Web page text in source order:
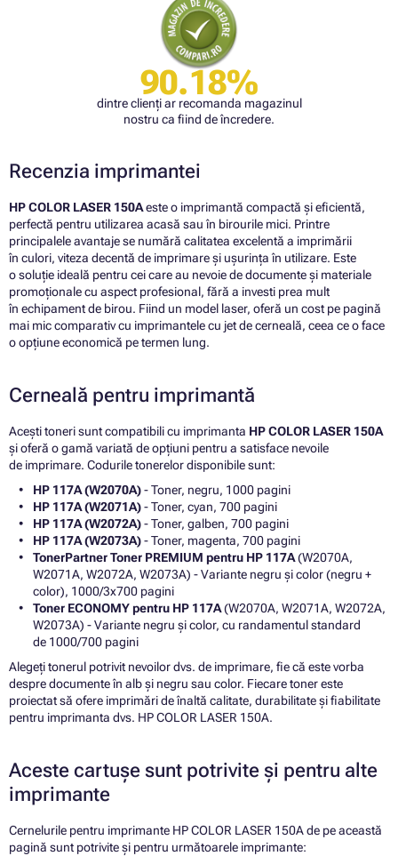
90.18%
dintre clienți ar recomanda magazinul
nostru ca fiind de încredere.
Recenzia imprimantei
HP COLOR LASER 150Aeste o imprimantă compactă și eficientă,
perfectă pentru utilizarea acasă sau în birourile mici. Printre
principalele avantaje se numără calitatea excelentă a imprimării
în culori, viteza decentă de imprimare și ușurința în utilizare. Este
o soluție ideală pentru cei care au nevoie de documente și materiale
promoționale cu aspect profesional, fără a investi prea mult
în echipament de birou. Fiind un model laser, oferă un cost pe pagină
mai mic comparativ cu imprimantele cu jet de cerneală, ceea ce o face
o opțiune economică pe termen lung.
Cerneală pentru imprimantă
Acești toneri sunt compatibili cu imprimanta HP COLOR LASER 150A
și oferă o gamă variată de opțiuni pentru a satisface nevoile
de imprimare. Codurile tonerelor disponibile sunt:
HP 117A (W2070A)- Toner, negru, 1000 pagini
HP 117A (W2071A)- Toner, cyan, 700 pagini
HP 117A (W2072A)- Toner, galben, 700 pagini
HP 117A (W2073A)- Toner, magenta, 700 pagini
TonerPartner Toner PREMIUM pentru HP 117A(W2070A,
W2071A, W2072A, W2073A) - Variante negru și color (negru +
color), 1000/3x700 pagini
Toner ECONOMY pentru HP 117A(W2070A, W2071A, W2072A,
W2073A) - Variante negru și color, cu randamentul standard
de 1000/700 pagini
Alegeți tonerul potrivit nevoilor dvs. de imprimare, fie că este vorba
despre documente în alb și negru sau color. Fiecare toner este
proiectat să ofere imprimări de înaltă calitate, durabilitate și fiabilitate
pentru imprimanta dvs. HP COLOR LASER 150A.
Aceste cartușe sunt potrivite și pentru alte
imprimante
Cernelurile pentru imprimante HP COLOR LASER 150A de pe această
pagină sunt potrivite și pentru următoarele imprimante: